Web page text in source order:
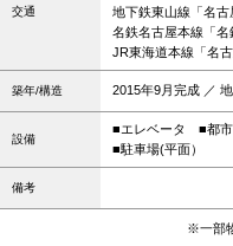
交通
地下鉄東山線「名古
名鉄名古屋本線「
JR東海道本線「名
築年/構造 2015年9月完成 ／
設備
■エレベータ ■都
■駐車場(平面）
備考
※一部